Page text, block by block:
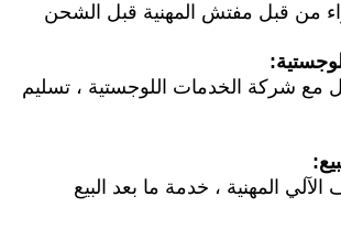
من قبل مفتش المهنية قبل الشحن
مع شركة الخدمات اللوجستية ، تسليم
المهنية ، خدمة ما بعد البيع